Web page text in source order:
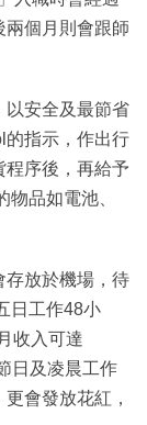
兩個月則會跟師
以安全及最節省
的指示，作出行
程序後，再給予
品如電池、
存放於機場，待
日工作48小
收入可達
日及凌晨工作
會發放花紅，